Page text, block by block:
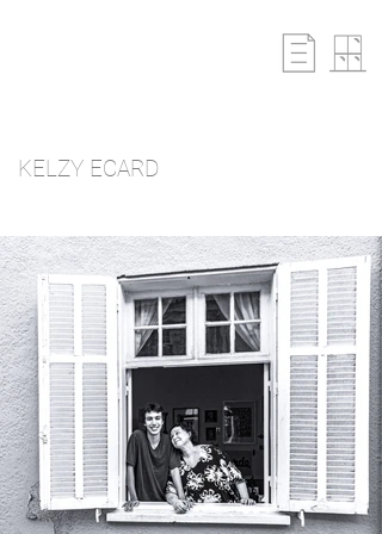
KELZY ECARD